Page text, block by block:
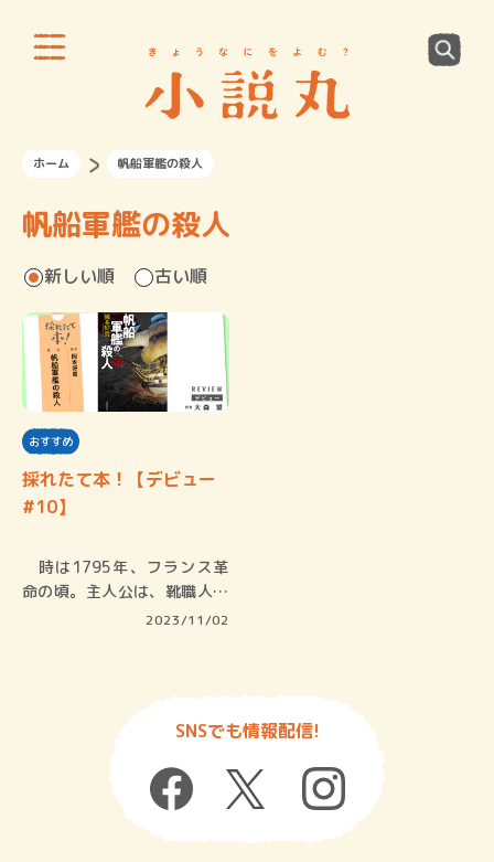
ホーム 帆船軍艦の殺人
帆船軍艦の殺人
新しい順 古い順
おすすめ
採れたて本！【デビュー
#10】
時は1795年、フランス革
命の頃。主人公は、靴職人の
2023/11/02
SNSでも情報配信!